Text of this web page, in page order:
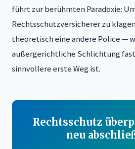
führt zur berühmten Paradoxie:
Rechtsschutzversicherer zu
theoretisch eine andere Police —
außergerichtliche Schlichtung
sinnvollere erste Weg ist.
Rechtsschutz
neu